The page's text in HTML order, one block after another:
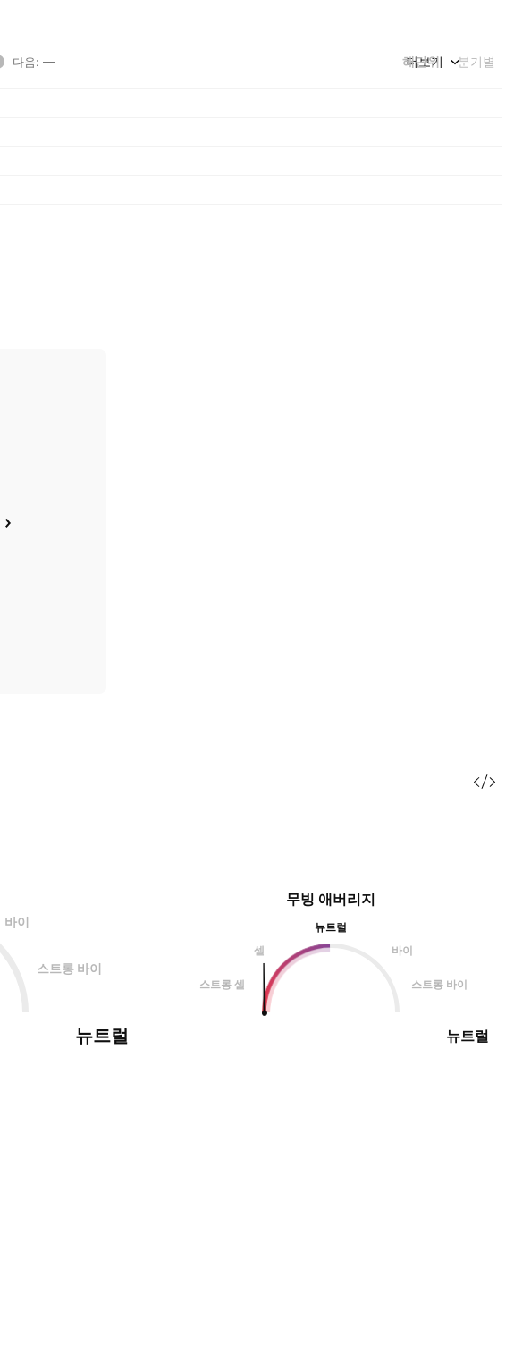
다음: — 해단위 분기별
더보기
바이
스트롱 바이
뉴트럴
무빙 애버리지
뉴트럴
셀
바이
스트롱 셀 스트롱 바이
뉴트럴